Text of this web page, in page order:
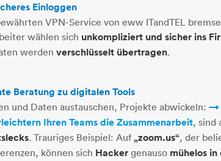
Einloggen
VPN-Service von eww ITandTEL
wählen sich unkompliziert und sicher ins
werden verschlüsselt übertragen.
Beratung zu digitalen Tools
und Daten austauschen, Projekte abwickeln:
Ihren Teams die Zusammenarbeit​​​​​​​​​​​​​​, sind
. Trauriges Beispiel: Auf„zoom.us“, der
können sich Hacker genauso mühelos